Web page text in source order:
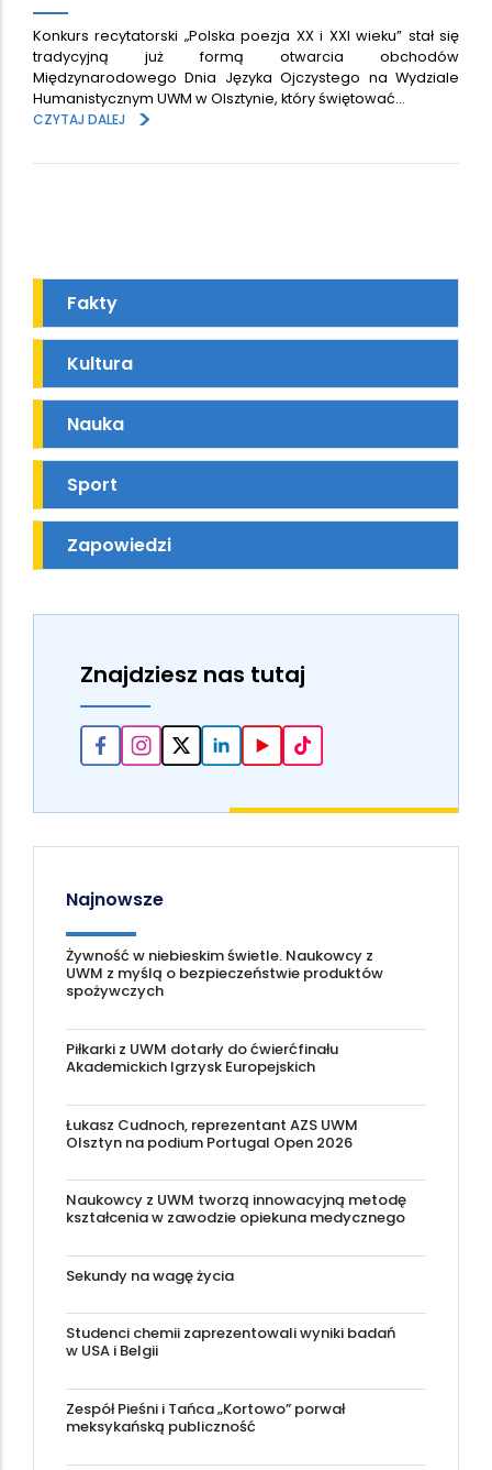
Konkurs recytatorski „Polska poezja XX i XXI wieku” stał się
tradycyjną już formą otwarcia obchodów
Międzynarodowego Dnia Języka Ojczystego na Wydziale
Humanistycznym UWM w Olsztynie, który świętować…
CZYTAJ DALEJ
>
Fakty
Kultura
Nauka
Sport
Zapowiedzi
Znajdziesz nas tutaj
Najnowsze
Żywność w niebieskim świetle. Naukowcy z
UWM z myślą o bezpieczeństwie produktów
spożywczych
Piłkarki z UWM dotarły do ćwierćfinału
Akademickich Igrzysk Europejskich
Łukasz Cudnoch, reprezentant AZS UWM
Olsztyn na podium Portugal Open 2026
Naukowcy z UWM tworzą innowacyjną metodę
kształcenia w zawodzie opiekuna medycznego
Sekundy na wagę życia
Studenci chemii zaprezentowali wyniki badań
w USA i Belgii
Zespół Pieśni i Tańca „Kortowo” porwał
meksykańską publiczność